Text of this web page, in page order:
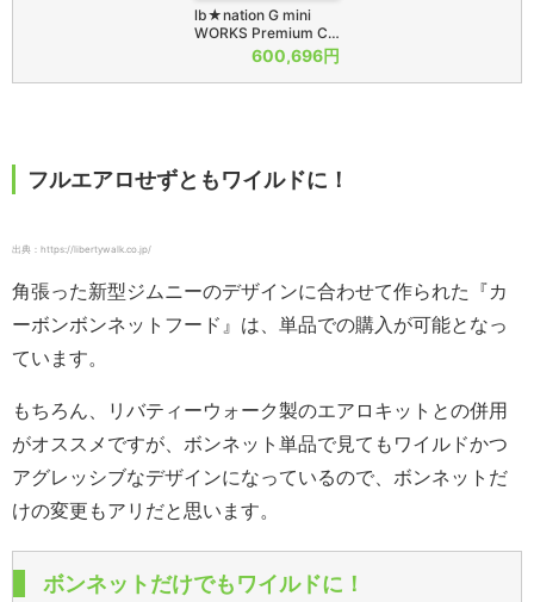
lb★nation G mini
WORKS Premium C…
600,696円
フルエアロせずともワイルドに！
出典：https://libertywalk.co.jp/
角張った新型ジムニーのデザインに合わせて作られた『カ
ーボンボンネットフード』は、単品での購入が可能となっ
ています。
もちろん、リバティーウォーク製のエアロキットとの併用
がオススメですが、ボンネット単品で見てもワイルドかつ
アグレッシブなデザインになっているので、ボンネットだ
けの変更もアリだと思います。
ボンネットだけでもワイルドに！